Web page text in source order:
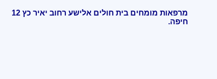
מרפאות מומחים בית חולים אלישע רחוב יאיר כץ 12
חיפה.